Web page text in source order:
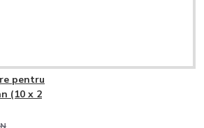
pentru
(10 x 2